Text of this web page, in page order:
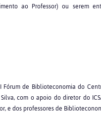
ao Professor) ou serem
de Biblioteconomia do
com o apoio do diretor do
e dos professores de